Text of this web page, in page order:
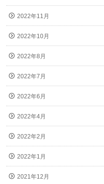
2022年11月
2022年10月
2022年8月
2022年7月
2022年6月
2022年4月
2022年2月
2022年1月
2021年12月